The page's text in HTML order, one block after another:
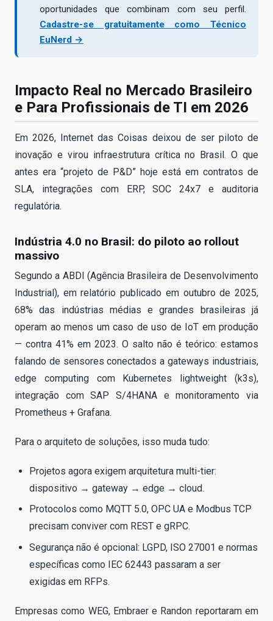
oportunidades que combinam com seu perfil.
Cadastre-se gratuitamente como Técnico
EuNerd →
Impacto Real no Mercado Brasileiro
e Para Profissionais de TI em 2026
Em 2026, Internet das Coisas deixou de ser piloto de
inovação e virou infraestrutura crítica no Brasil. O que
antes era “projeto de P&D” hoje está em contratos de
SLA, integrações com ERP, SOC 24x7 e auditoria
regulatória.
Indústria 4.0 no Brasil: do piloto ao rollout
massivo
Segundo a ABDI (Agência Brasileira de Desenvolvimento
Industrial), em relatório publicado em outubro de 2025,
68% das indústrias médias e grandes brasileiras já
operam ao menos um caso de uso de IoT em produção
— contra 41% em 2023. O salto não é teórico: estamos
falando de sensores conectados a gateways industriais,
edge computing com Kubernetes lightweight (k3s),
integração com SAP S/4HANA e monitoramento via
Prometheus + Grafana.
Para o arquiteto de soluções, isso muda tudo:
Projetos agora exigem arquitetura multi-tier:
dispositivo → gateway → edge → cloud.
Protocolos como MQTT 5.0, OPC UA e Modbus TCP
precisam conviver com REST e gRPC.
Segurança não é opcional: LGPD, ISO 27001 e normas
específicas como IEC 62443 passaram a ser
exigidas em RFPs.
Empresas como WEG, Embraer e Randon reportaram em